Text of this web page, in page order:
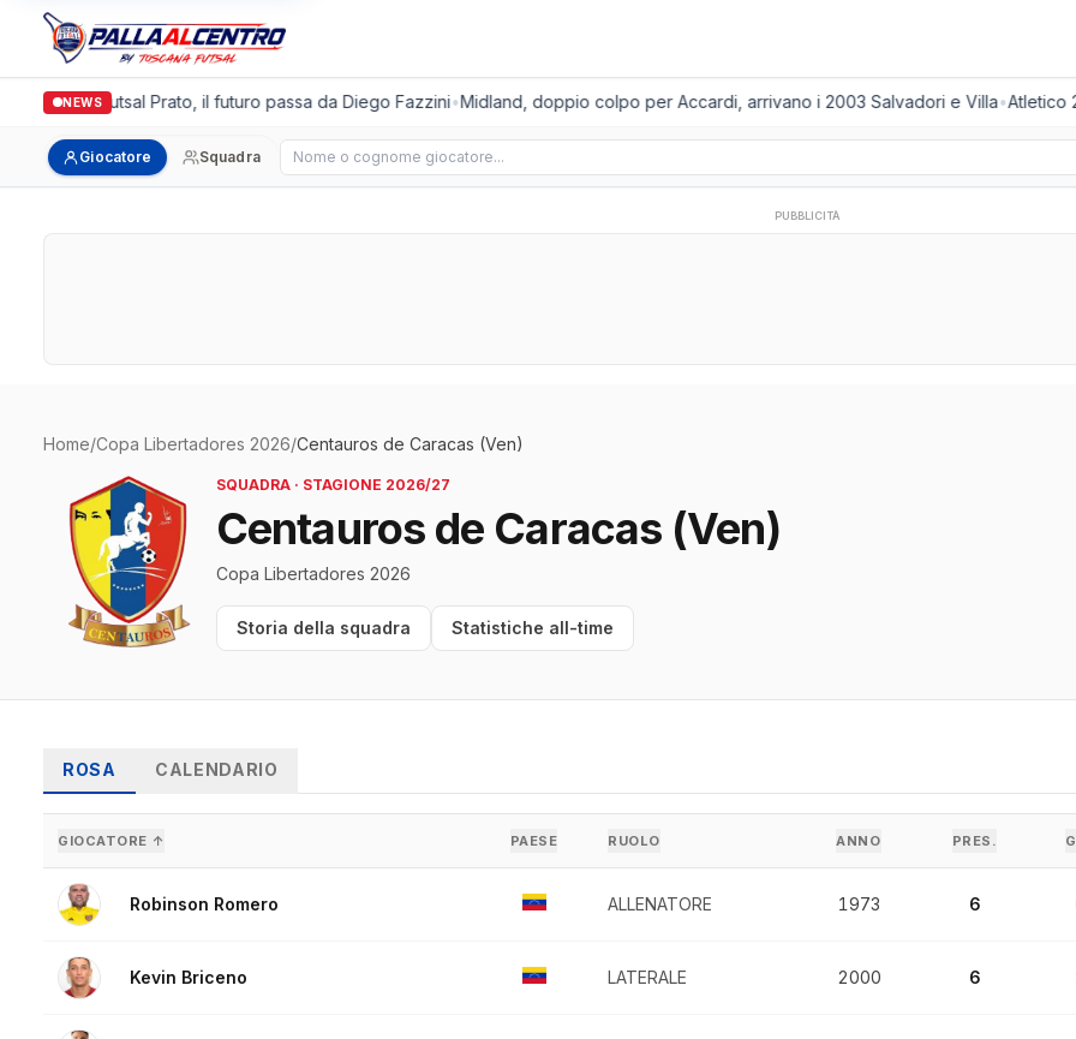
NEWS
Italgronda Futsal Prato, il futuro passa da Diego Fazzini•Midland, doppio colpo per Accardi, arrivano i 2003 Salvadori e Villa•Atletico
Giocatore Squadra Cerca giocatore
PUBBLICITÀ
Home/Copa Libertadores 2026/Centauros de Caracas (Ven)
SQUADRA · STAGIONE 2026/27
Centauros de Caracas (Ven)
Copa Libertadores 2026
Storia della squadra Statistiche all-time
ROSA CALENDARIO
GIOCATORE ↑ PAESE RUOLO ANNO PRES.
Robinson Romero ALLENATORE 1973 6
Kevin Briceno LATERALE 2000 6